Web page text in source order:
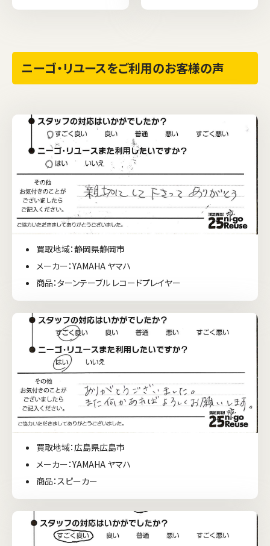
ニーゴ・リユースをご利用のお客様の声
買取地域：静岡県静岡市
メーカー：YAMAHA ヤマハ
商品：ターンテーブル レコードプレイヤー
買取地域：広島県広島市
メーカー：YAMAHA ヤマハ
商品：スピーカー